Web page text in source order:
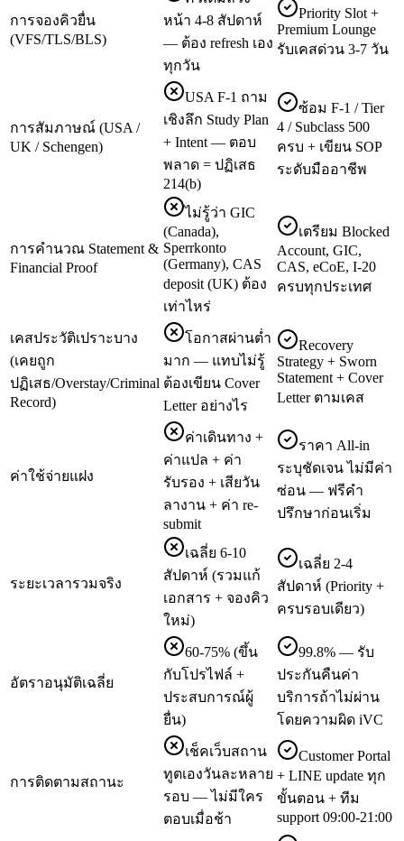
การจองคิวยื่น
(VFS/TLS/BLS)
หน้า 4-8 สัปดาห์
— ต้อง refresh เอง
ทุกวัน
Priority Slot +
Premium Lounge
รับเคสด่วน 3-7 วัน
การสัมภาษณ์ (USA /
UK / Schengen)
USA F-1 ถาม
เชิงลึก Study Plan
+ Intent — ตอบ
พลาด = ปฏิเสธ
214(b)
ซ้อม F-1 / Tier
4 / Subclass 500
ครบ + เขียน SOP
ระดับมืออาชีพ
การคำนวณ Statement &
Financial Proof
ไม่รู้ว่า GIC
(Canada),
Sperrkonto
(Germany), CAS
deposit (UK) ต้อง
เท่าไหร่
เตรียม Blocked
Account, GIC,
CAS, eCoE, I-20
ครบทุกประเทศ
เคสประวัติเปราะบาง
(เคยถูก
ปฏิเสธ/Overstay/Criminal
Record)
โอกาสผ่านต่ำ
มาก — แทบไม่รู้
ต้องเขียน Cover
Letter อย่างไร
Recovery
Strategy + Sworn
Statement + Cover
Letter ตามเคส
ค่าใช้จ่ายแฝง
ค่าเดินทาง +
ค่าแปล + ค่า
รับรอง + เสียวัน
ลางาน + ค่า re-
submit
ราคา All-in
ระบุชัดเจน ไม่มีค่า
ซ่อน — ฟรีคำ
ปรึกษาก่อนเริ่ม
ระยะเวลารวมจริง
เฉลี่ย 6-10
สัปดาห์ (รวมแก้
เอกสาร + จองคิว
ใหม่)
เฉลี่ย 2-4
สัปดาห์ (Priority +
ครบรอบเดียว)
อัตราอนุมัติเฉลี่ย
60-75% (ขึ้น
กับโปรไฟล์ +
ประสบการณ์ผู้
ยื่น)
99.8% — รับ
ประกันคืนค่า
บริการถ้าไม่ผ่าน
โดยความผิด iVC
การติดตามสถานะ
เช็คเว็บสถาน
ทูตเองวันละหลาย
รอบ — ไม่มีใคร
ตอบเมื่อช้า
Customer Portal
+ LINE update ทุก
ขั้นตอน + ทีม
support 09:00-21:00